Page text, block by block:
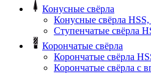
Конусные свёрла
Конусные свёрла
Ступенчатые свёрла
Корончатые свёрла
Корончатые свёрла
Корончатые свёрла с